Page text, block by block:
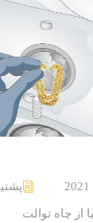
از چاه توالت